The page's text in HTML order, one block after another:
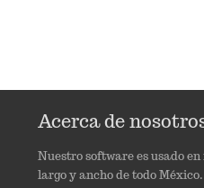
Acerca de
Nuestro software es usado en
largo y ancho de todo México.